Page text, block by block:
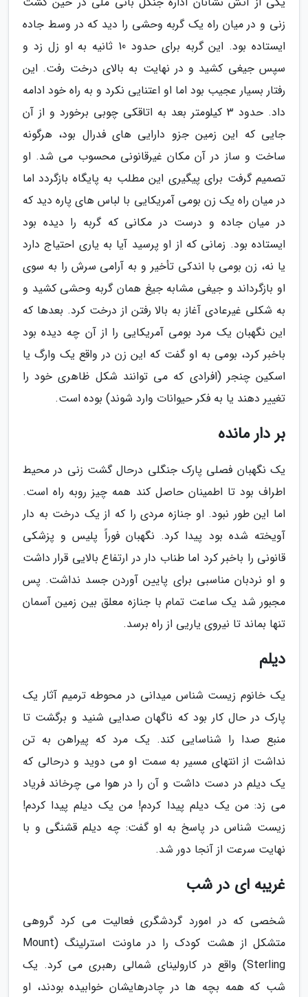
زنی و در میان راه یک گربه وحشی را دید که در وسط جاده
ایستاده بود. این گربه برای حدود 10 ثانیه به او زل زد و
سپس جیغی کشید و در نهایت به بالای درخت رفت. این
رفتار بسیار عجیب بود اما او اعتنایی نکرد و به راه خود ادامه
داد. حدود 3 کیلومتر بعد به اتاقکی چوبی برخورد و از آن
جایی که این زمین جزو دارایی های فدرال بود، هرگونه
ساخت و ساز در آن مکان غیرقانونی محسوب می شد. او
تصمیم گرفت برای پیگیری این مطلب به پایگاه بازگردد اما
در میان راه یک زن بومی آمریکایی با لباس های پاره دید که
در میان جاده و درست در مکانی که گربه را دیده بود
ایستاده بود. زمانی که از او پرسید آیا به یاری احتیاج دارد
یا نه، زن بومی با اندکی تأخیر و به آرامی سرش را به سوی
او بازگرداند و جیغی مشابه جیغ همان گربه وحشی کشید و
به شکلی غیرعادی آغاز به بالا رفتن از درخت کرد. بعدها که
این نگهبان یک مرد بومی آمریکایی را از آن چه دیده بود
باخبر کرد، بومی به او گفت که این زن در واقع یک وارگ یا
اسکین چنجر (افرادی که می توانند شکل ظاهری خود را
تغییر دهند یا به فکر حیوانات وارد شوند) بوده است.
بر دار مانده
یک نگهبان فصلی پارک جنگلی درحال گشت زنی در محیط
اطراف بود تا اطمینان حاصل کند همه چیز روبه راه است.
اما این طور نبود. او جنازه مردی را که از یک درخت به دار
آویخته شده بود پیدا کرد. نگهبان فوراً پلیس و پزشکی
قانونی را باخبر کرد اما طناب دار در ارتفاع بالایی قرار داشت
و او نردبان مناسبی برای پایین آوردن جسد نداشت. پس
مجبور شد یک ساعت تمام با جنازه معلق بین زمین آسمان
تنها بماند تا نیروی یاریی از راه برسد.
دیلم
یک خانوم زیست شناس میدانی در محوطه ترمیم آثار یک
پارک در حال کار بود که ناگهان صدایی شنید و برگشت تا
منبع صدا را شناسایی کند. یک مرد که پیراهن به تن
نداشت از انتهای مسیر به سمت او می دوید و درحالی که
یک دیلم در دست داشت و آن را در هوا می چرخاند فریاد
می زد: من یک دیلم پیدا کردم! من یک دیلم پیدا کردم!
زیست شناس در پاسخ به او گفت: چه دیلم قشنگی و با
نهایت سرعت از آنجا دور شد.
غریبه ای در شب
شخصی که در امورد گردشگری فعالیت می کرد گروهی
متشکل از هشت کودک را در ماونت استرلینگ (Mount
Sterling) واقع در کارولینای شمالی رهبری می کرد. یک
شب که همه بچه ها در چادرهایشان خوابیده بودند، او